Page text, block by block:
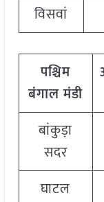
विसवां
पश्चिम
बंगालमंडी
बांकुड़ा
सदर
घाटल